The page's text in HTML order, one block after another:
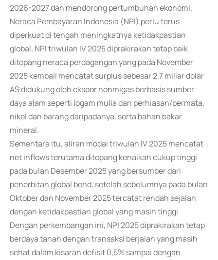
2026-2027 dan mendorong pertumbuhan ekonomi.
Neraca Pembayaran Indonesia (NPI) perlu terus
diperkuat di tengah meningkatnya ketidakpastian
global. NPI triwulan IV 2025 diprakirakan tetap baik
ditopang neraca perdagangan yang pada November
2025 kembali mencatat surplus sebesar 2,7 miliar dolar
AS didukung oleh ekspor nonmigas berbasis sumber
daya alam seperti logam mulia dan perhiasan/permata,
nikel dan barang daripadanya, serta bahan bakar
mineral.
Sementara itu, aliran modal triwulan IV 2025 mencatat
net inflows terutama ditopang kenaikan cukup tinggi
pada bulan Desember 2025 yang bersumber dari
penerbitan global bond, setelah sebelumnya pada bulan
Oktober dan November 2025 tercatat rendah sejalan
dengan ketidakpastian global yang masih tinggi.
Dengan perkembangan ini, NPI 2025 diprakirakan tetap
berdaya tahan dengan transaksi berjalan yang masih
sehat dalam kisaran defisit 0,5% sampai dengan